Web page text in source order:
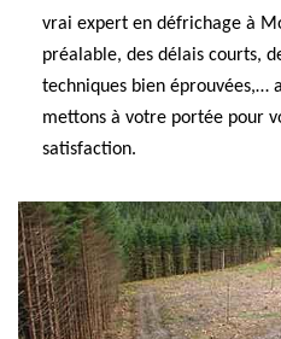
vrai expert en défrichage à
préalable, des délais courts,
techniques bien éprouvées,…
mettons à votre portée pour
satisfaction.